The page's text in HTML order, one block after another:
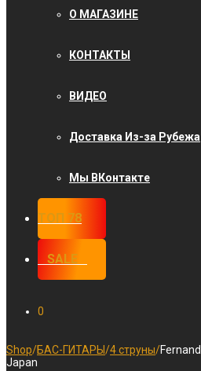
О МАГАЗИНЕ
КОНТАКТЫ
ВИДЕО
Доставка Из-за Рубежа
Мы ВКонтакте
ТОП 78
⠀SALE⠀
0
Shop/БАС-ГИТАРЫ/4 струны/
Japan